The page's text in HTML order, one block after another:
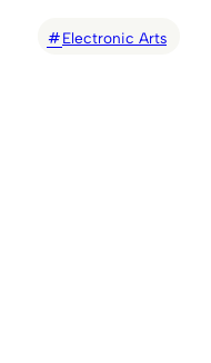
Electronic Arts